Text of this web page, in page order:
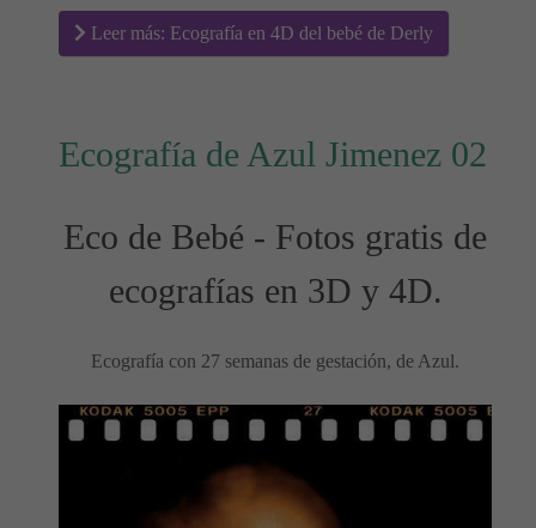
Leer más: Ecografía en 4D del bebé de Derly
Ecografía de Azul Jimenez 02
Eco de Bebé - Fotos gratis de
ecografías en 3D y 4D.
Ecografía con 27 semanas de gestación, de Azul.